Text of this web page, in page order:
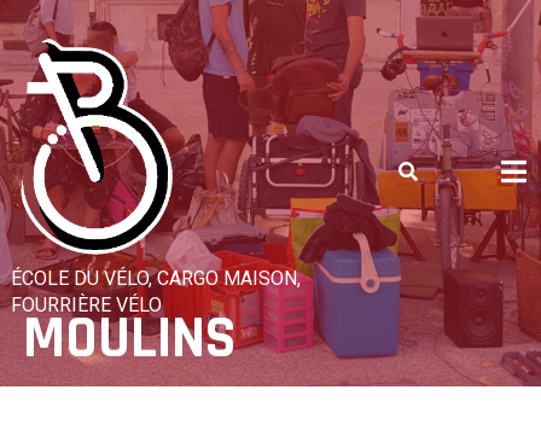
Skip
to
content
ÉCOLE DU VÉLO, CARGO MAISON,
FOURRIÈRE VÉLO
MOULINS